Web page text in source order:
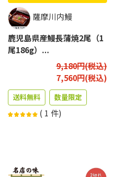
薩摩川内鰻
鹿児島県産鰻長蒲焼2尾（1
尾186g）...
9,180円(税込)
7,560円(税込)
送料無料 数量限定
( 1 件)